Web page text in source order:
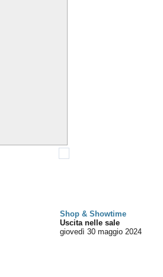
Shop & Showtime
Uscita nelle sale
giovedì 30 maggio 2024